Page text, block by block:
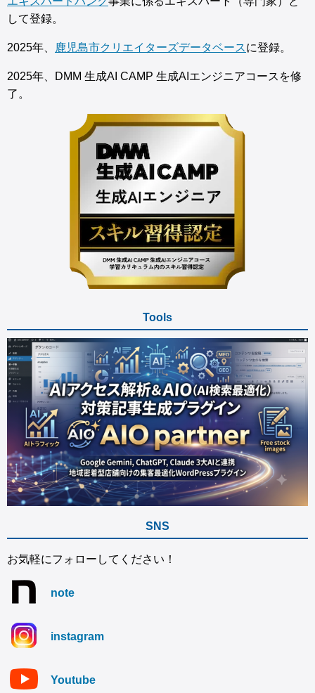
して登録。
2025年、 鹿児島市クリエイターズデータベースに登録。
2025年、DMM 生成AI CAMP 生成AIエンジニアコースを修
了。
Tools
SNS
お気軽にフォローしてください！
note
instagram
Youtube